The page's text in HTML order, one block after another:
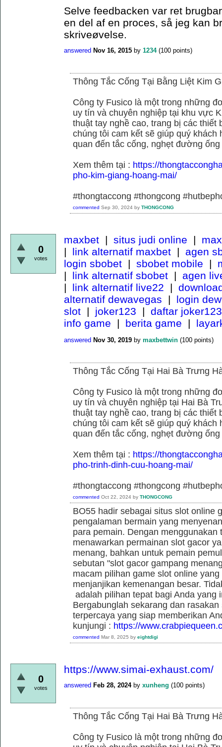
Selve feedbacken var ret
en del af en proces, så jeg kan
skriveøvelse.
answered Nov 16, 2015 by 1234 (100 points)
Thông Tắc Cống Tại Bằng Liệt Kim
Công ty Fusico là một trong những
uy tín và chuyên nghiệp tại khu vực
thuật tay nghề cao, trang bị các thiết
chúng tôi cam kết sẽ giúp quý
quan đến tắc cống, nghẹt đường
Xem thêm tại : https://
pho-kim-giang-hoang-mai/
#thongtaccong #thongcong
commented Sep 30, 2024 by THONGCONG
0
votes
maxbet | situs judi online |
| link alternatif maxbet | agen
login sbobet | sbobet mobile |
| link alternatif sbobet | agen
| link alternatif live22 |
alternatif dewavegas | login
slot | joker123 | daftar joker123
info game | berita game |
answered Nov 30, 2019 by maxbettwin (100 points)
Thông Tắc Cống Tại Hai Bà Trưng
Công ty Fusico là một trong những
uy tín và chuyên nghiệp tại Hai Bà
thuật tay nghề cao, trang bị các thiết
chúng tôi cam kết sẽ giúp quý
quan đến tắc cống, nghẹt đường
Xem thêm tại : https://
pho-trinh-dinh-cuu-hoang-mai/
#thongtaccong #thongcong
commented Oct 22, 2024 by THONGCONG
BO55 hadir sebagai situs slot online
pengalaman bermain yang
para pemain. Dengan menggunakan
menawarkan permainan slot gacor
menang, bahkan untuk pemain
sebutan "slot gacor gampang
macam pilihan game slot online
menjanjikan kemenangan besar.
adalah pilihan tepat bagi Anda yang
Bergabunglah sekarang dan
terpercaya yang siap memberikan
kunjungi : https://
commented Mar 8, 2025 by eightdigi
0
votes
https://www.simai-exhaust.com/
answered Feb 28, 2024 by xunheng (100 points)
Thông Tắc Cống Tại Hai Bà Trưng
Công ty Fusico là một trong những